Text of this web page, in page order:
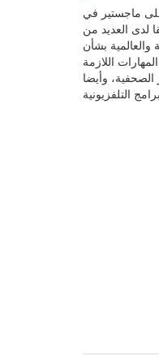
ماجستير في
لدى العديد من
والعالمية بشأن
اللازمة
الصحفية، وأيضا